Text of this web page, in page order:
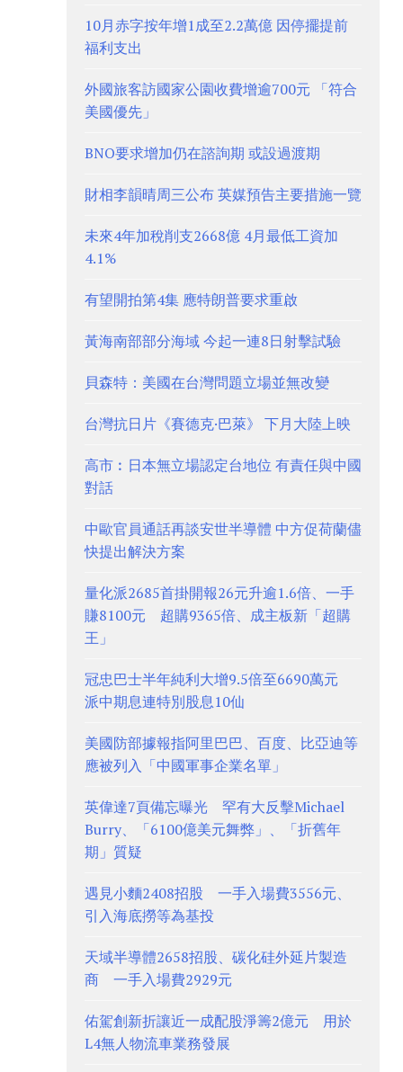
10月赤字按年增1成至2.2萬億 因停擺提前
福利支出
外國旅客訪國家公園收費增逾700元 「符合
美國優先」
BNO要求增加仍在諮詢期 或設過渡期
財相李韻晴周三公布 英媒預告主要措施一覽
未來4年加稅削支2668億 4月最低工資加
4.1%
有望開拍第4集 應特朗普要求重啟
黃海南部部分海域 今起一連8日射擊試驗
貝森特：美國在台灣問題立場並無改變
台灣抗日片《賽德克·巴萊》 下月大陸上映
高市︰日本無立場認定台地位 有責任與中國
對話
中歐官員通話再談安世半導體 中方促荷蘭儘
快提出解決方案
量化派2685首掛開報26元升逾1.6倍、一手
賺8100元 超購9365倍、成主板新「超購
王」
冠忠巴士半年純利大增9.5倍至6690萬元
派中期息連特別股息10仙
美國防部據報指阿里巴巴、百度、比亞迪等
應被列入「中國軍事企業名單」
英偉達7頁備忘曝光 罕有大反擊Michael
Burry、「6100億美元舞弊」、「折舊年
期」質疑
遇見小麵2408招股 一手入場費3556元、
引入海底撈等為基投
天域半導體2658招股、碳化硅外延片製造
商 一手入場費2929元
佑駕創新折讓近一成配股淨籌2億元 用於
L4無人物流車業務發展